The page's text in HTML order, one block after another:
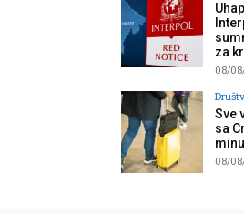
za
08/
Sve
sa
08/